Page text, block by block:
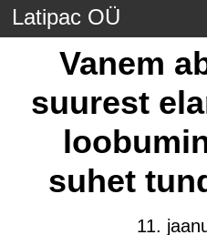
Latipac OÜ
Vanem
suurest
suhet
11.